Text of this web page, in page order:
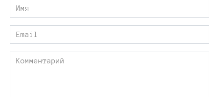
Имя
*
Email
*
Комментарий